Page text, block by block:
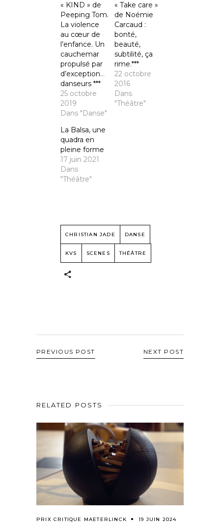
« KIND » de
Peeping Tom.
La violence
au cœur de
l’enfance. Un
cauchemar
propulsé par
d’exceptionnels
danseurs ***
25 octobre
2019
Dans "Danse"
« Take care »
de Noémie
Carcaud :
bonté,
beauté,
subtilité, ça
rime.***
22 octobre
2016
Dans
"Théâtre"
La Balsa, une
quadra en
pleine forme
17 juin 2021
Dans
"Théâtre"
CHRISTIAN JADE DANSE
KVS SCENES THÉÂTRE
PREVIOUS POST NEXT POST
RELATED POSTS
PRIX CRITIQUE MAETERLINCK 19 JUIN 2024